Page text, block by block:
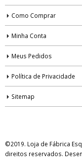
Como Comprar
Minha Conta
Meus Pedidos
Política de Privacidade
Sitemap
©2019. Loja de Fábrica
direitos reservados.